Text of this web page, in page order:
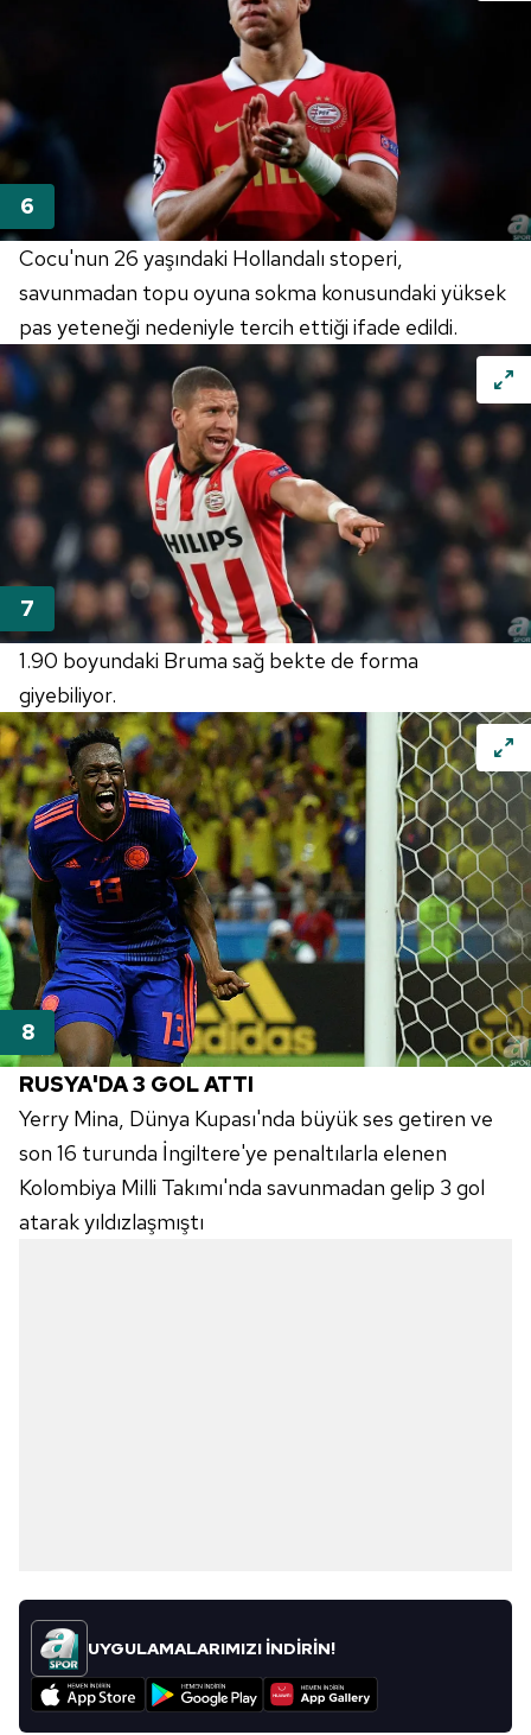
vasıtasıyla belirleyebilirsiniz. Çerezlere ilişkin detaylı bilgi
için Ayarlar butonuna tıklayabilir,Çerez Bilgilendirme
ziyaret edebilirsiniz.
6698 sayılı Kişisel Verilerin Korunması Kanunu uyarınca
hazırlanmış Aydınlatma Metnimizi okumak ve sitemizde
ilgili mevzuata uygun olarak kullanılan çerezlerle ilgili bilgi
almak için lütfentıklayınız
Cocu'nun 26 yaşındaki Hollandalı stoperi,
savunmadan topu oyuna sokma konusundaki yüksek
pas yeteneği nedeniyle tercih ettiği ifade edildi.
1.90 boyundaki Bruma sağ bekte de forma
giyebiliyor.
RUSYA'DA 3 GOL ATTI
Yerry Mina, Dünya Kupası'nda büyük ses getiren ve
son 16 turunda İngiltere'ye penaltılarla elenen
Kolombiya Milli Takımı'nda savunmadan gelip 3 gol
atarak yıldızlaşmıştı
UYGULAMALARIMIZI İNDİRİN!